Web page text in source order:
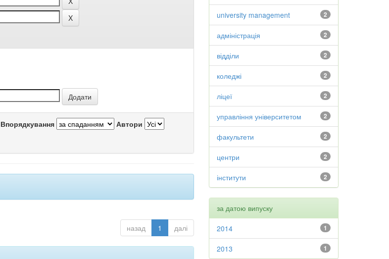
Впорядкування Автори
назад 1 далі
2
university management
2
адміністрація
2
відділи
2
коледжі
2
ліцеї
2
управління університетом
2
факультети
2
центри
2
інститути
за датою випуску
1
2014
1
2013